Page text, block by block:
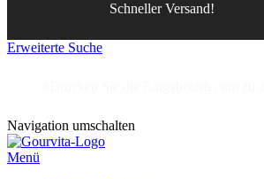
Schneller Versand!
Erweiterte Suche
Navigation umschalten
Menü